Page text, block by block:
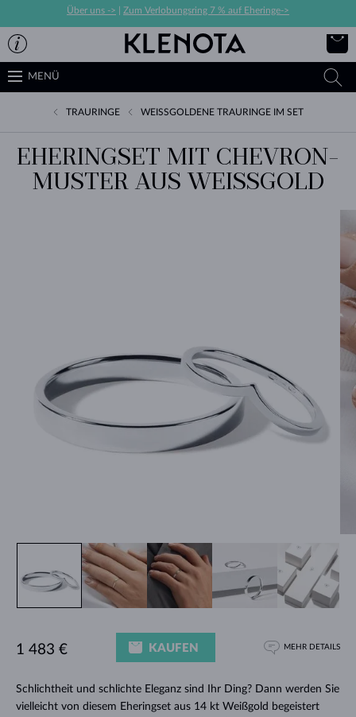
Über uns -> Zum Verlobungsring 7 % auf Eheringe->
MENÜ
TRAURINGE WEISSGOLDENE TRAURINGE IM SET
EHERINGSET MIT CHEVRON-
MUSTER AUS WEISSGOLD
Schlichtheit und schlichte Eleganz sind Ihr Ding? Dann werden Sie
vielleicht von diesem Eheringset aus 14 kt Weißgold begeistert
1 483 € KAUFEN MEHR DETAILS